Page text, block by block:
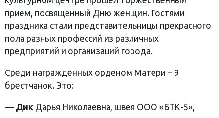
прием, посвященный Дню женщин. Гостями
праздника стали представительницы прекрасного
пола разных профессий из различных
предприятий и организаций города.
Среди награжденных орденом Матери – 9
брестчанок. Это:
— Дик Дарья Николаевна, швея ООО «БТК-5»,